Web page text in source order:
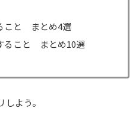
こと まとめ4選
ること まとめ10選
よう。